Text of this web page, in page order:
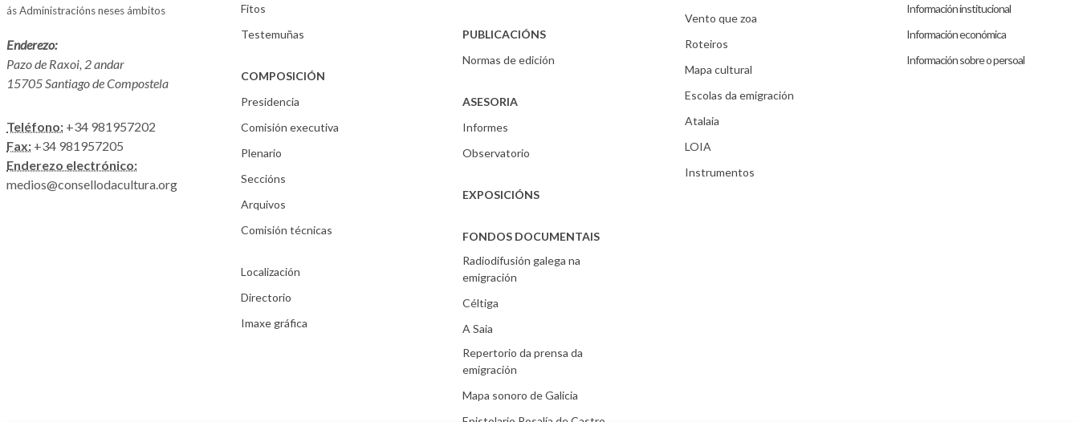
ás Administracións neses ámbitos
Enderezo:
Pazo de Raxoi, 2 andar
15705 Santiago de Compostela
Teléfono: +34 981957202
Fax: +34 981957205
Enderezo electrónico:
medios@consellodacultura.org
Fitos
Testemuñas
COMPOSICIÓN
Presidencia
Comisión executiva
Plenario
Seccións
Arquivos
Comisión técnicas
Localización
Directorio
Imaxe gráfica
PUBLICACIÓNS
Normas de edición
ASESORIA
Informes
Observatorio
EXPOSICIÓNS
FONDOS DOCUMENTAIS
Radiodifusión galega na
emigración
Céltiga
A Saia
Repertorio da prensa da
emigración
Mapa sonoro de Galicia
Vento que zoa
Roteiros
Mapa cultural
Escolas da emigración
Atalaia
LOIA
Instrumentos
Información institucional
Información económica
Información sobre o persoal